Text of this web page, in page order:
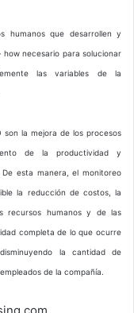
humanos que desarrollen y
necesario para solucionar
las variables de la
son la mejora de los procesos
de la productividad y
esta manera, el monitoreo
la reducción de costos, la
recursos humanos y de las
completa de lo que ocurre
la cantidad de
de la compañía.